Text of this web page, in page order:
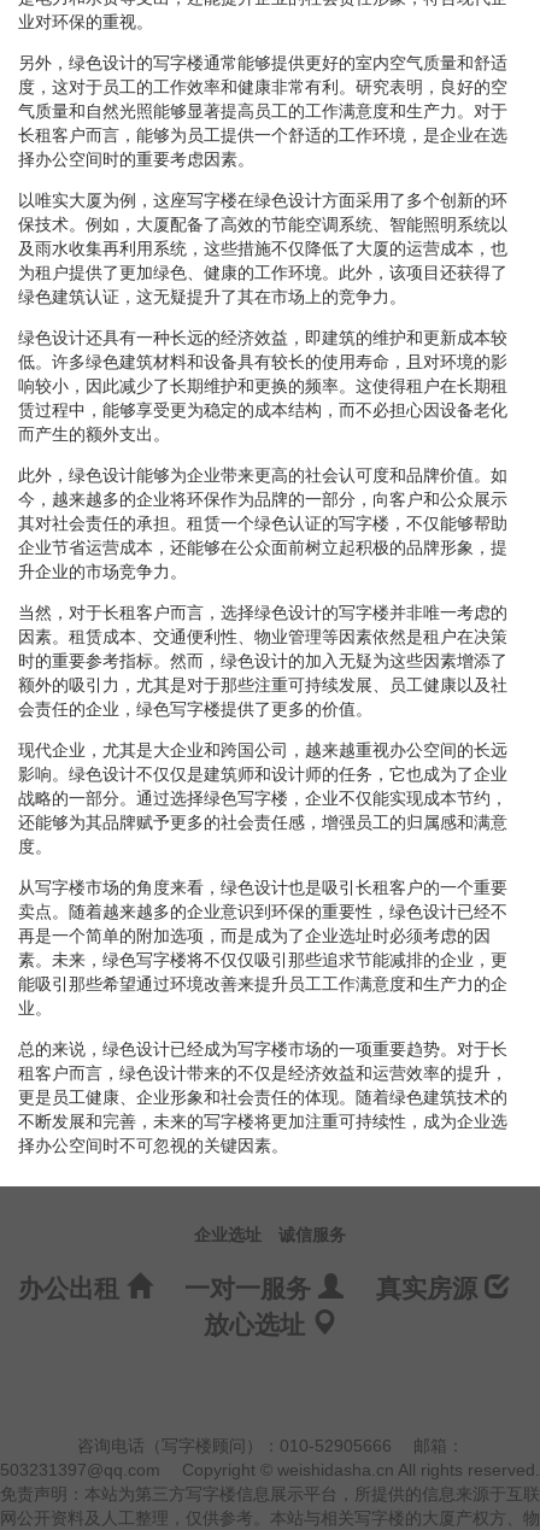
业对环保的重视。
另外，绿色设计的写字楼通常能够提供更好的室内空气质量和舒适
度，这对于员工的工作效率和健康非常有利。研究表明，良好的空
气质量和自然光照能够显著提高员工的工作满意度和生产力。对于
长租客户而言，能够为员工提供一个舒适的工作环境，是企业在选
择办公空间时的重要考虑因素。
以唯实大厦为例，这座写字楼在绿色设计方面采用了多个创新的环
保技术。例如，大厦配备了高效的节能空调系统、智能照明系统以
及雨水收集再利用系统，这些措施不仅降低了大厦的运营成本，也
为租户提供了更加绿色、健康的工作环境。此外，该项目还获得了
绿色建筑认证，这无疑提升了其在市场上的竞争力。
绿色设计还具有一种长远的经济效益，即建筑的维护和更新成本较
低。许多绿色建筑材料和设备具有较长的使用寿命，且对环境的影
响较小，因此减少了长期维护和更换的频率。这使得租户在长期租
赁过程中，能够享受更为稳定的成本结构，而不必担心因设备老化
而产生的额外支出。
此外，绿色设计能够为企业带来更高的社会认可度和品牌价值。如
今，越来越多的企业将环保作为品牌的一部分，向客户和公众展示
其对社会责任的承担。租赁一个绿色认证的写字楼，不仅能够帮助
企业节省运营成本，还能够在公众面前树立起积极的品牌形象，提
升企业的市场竞争力。
当然，对于长租客户而言，选择绿色设计的写字楼并非唯一考虑的
因素。租赁成本、交通便利性、物业管理等因素依然是租户在决策
时的重要参考指标。然而，绿色设计的加入无疑为这些因素增添了
额外的吸引力，尤其是对于那些注重可持续发展、员工健康以及社
会责任的企业，绿色写字楼提供了更多的价值。
现代企业，尤其是大企业和跨国公司，越来越重视办公空间的长远
影响。绿色设计不仅仅是建筑师和设计师的任务，它也成为了企业
战略的一部分。通过选择绿色写字楼，企业不仅能实现成本节约，
还能够为其品牌赋予更多的社会责任感，增强员工的归属感和满意
度。
从写字楼市场的角度来看，绿色设计也是吸引长租客户的一个重要
卖点。随着越来越多的企业意识到环保的重要性，绿色设计已经不
再是一个简单的附加选项，而是成为了企业选址时必须考虑的因
素。未来，绿色写字楼将不仅仅吸引那些追求节能减排的企业，更
能吸引那些希望通过环境改善来提升员工工作满意度和生产力的企
业。
总的来说，绿色设计已经成为写字楼市场的一项重要趋势。对于长
租客户而言，绿色设计带来的不仅是经济效益和运营效率的提升，
更是员工健康、企业形象和社会责任的体现。随着绿色建筑技术的
不断发展和完善，未来的写字楼将更加注重可持续性，成为企业选
择办公空间时不可忽视的关键因素。
企业选址 诚信服务
办公出租 一对一服务
真实房源
放心选址
咨询电话（写字楼顾问）：010-52905666
邮箱：
503231397@qq.com
Copyright © weishidasha.cn All rights reserved.
免责声明：本站为第三方写字楼信息展示平台，所提供的信息来源于互联
网公开资料及人工整理，仅供参考。本站与相关写字楼的大厦产权方、物